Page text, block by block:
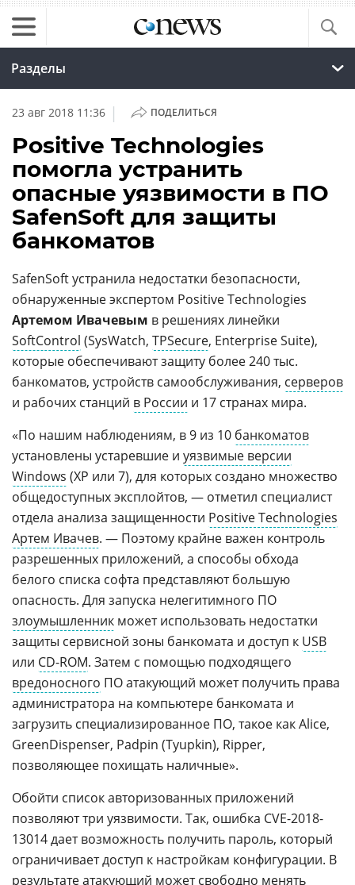
Разделы
23 авг 2018 11:36 | ПОДЕЛИТЬСЯ
Positive Technologies
помогла устранить
опасные уязвимости в ПО
SafenSoft для защиты
банкоматов
SafenSoft устранила недостатки безопасности,
обнаруженные экспертом Positive Technologies
Артемом Ивачевым в решениях линейки
SoftControl (SysWatch, TPSecure, Enterprise Suite),
которые обеспечивают защиту более 240 тыс.
банкоматов, устройств самообслуживания, серверов
и рабочих станций в России и 17 странах мира.
«По нашим наблюдениям, в 9 из 10 банкоматов
установлены устаревшие и уязвимые версии
Windows (XP или 7), для которых создано множество
общедоступных эксплойтов, — отметил специалист
отдела анализа защищенности Positive Technologies
Артем Ивачев. — Поэтому крайне важен контроль
разрешенных приложений, а способы обхода
белого списка софта представляют большую
опасность. Для запуска нелегитимного ПО
злоумышленник может использовать недостатки
защиты сервисной зоны банкомата и доступ к USB
или CD-ROM. Затем с помощью подходящего
вредоносного ПО атакующий может получить права
администратора на компьютере банкомата и
загрузить специализированное ПО, такое как Alice,
GreenDispenser, Padpin (Tyupkin), Ripper,
позволяющее похищать наличные».
Обойти список авторизованных приложений
позволяют три уязвимости. Так, ошибка CVE-2018-
13014 дает возможность получить пароль, который
ограничивает доступ к настройкам конфигурации. В
результате атакующий может свободно менять